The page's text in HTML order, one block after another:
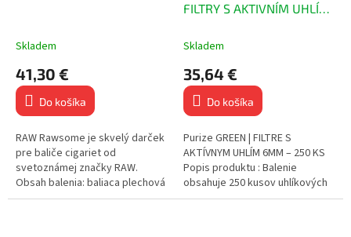
Skladem
41,30 €
Do košíka
RAW Rawsome je skvelý darček
pre baliče cigariet od
svetoznámej značky RAW.
Obsah balenia: baliaca plechová
plocha 27x17cm,3x raw ks
FILTRY S AKTIVNÍM UHLÍM
Skladem
35,64 €
Do košíka
Purize GREEN | FILTRE S
AKTÍVNYM UHLÍM 6MM – 250 KS
Popis produktu : Balenie
obsahuje 250 kusov uhlíkových
filtrov Priemer 6 mm – ideálne